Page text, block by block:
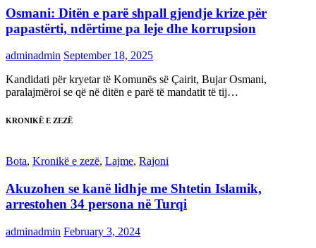
Osmani: Ditën e parë shpall gjendje krize për
papastërti, ndërtime pa leje dhe korrupsion
adminadmin September 18, 2025
Kandidati për kryetar të Komunës së Çairit, Bujar Osmani,
paralajmëroi se që në ditën e parë të mandatit të tij…
KRONIKË E ZEZË
Bota, Kronikë e zezë, Lajme, Rajoni
Akuzohen se kanë lidhje me Shtetin Islamik,
arrestohen 34 persona në Turqi
adminadmin February 3, 2024